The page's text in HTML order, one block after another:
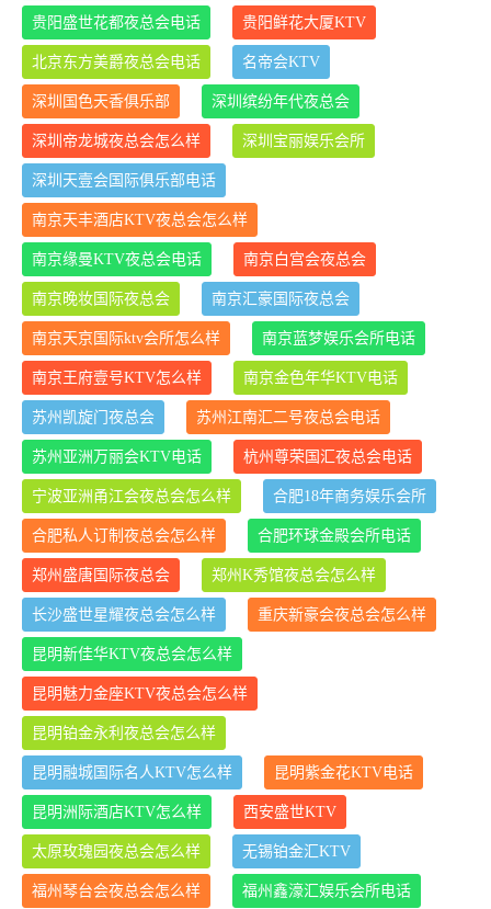
贵阳盛世花都夜总会电话 贵阳鲜花大厦KTV
北京东方美爵夜总会电话 名帝会KTV
深圳国色天香俱乐部 深圳缤纷年代夜总会
深圳帝龙城夜总会怎么样 深圳宝丽娱乐会所
深圳天壹会国际俱乐部电话
南京天丰酒店KTV夜总会怎么样
南京缘曼KTV夜总会电话 南京白宫会夜总会
南京晚妆国际夜总会 南京汇豪国际夜总会
南京天京国际ktv会所怎么样 南京蓝梦娱乐会所电话
南京王府壹号KTV怎么样 南京金色年华KTV电话
苏州凯旋门夜总会 苏州江南汇二号夜总会电话
苏州亚洲万丽会KTV电话 杭州尊荣国汇夜总会电话
宁波亚洲甬江会夜总会怎么样 合肥18年商务娱乐会所
合肥私人订制夜总会怎么样 合肥环球金殿会所电话
郑州盛唐国际夜总会 郑州K秀馆夜总会怎么样
长沙盛世星耀夜总会怎么样 重庆新豪会夜总会怎么样
昆明新佳华KTV夜总会怎么样
昆明魅力金座KTV夜总会怎么样
昆明铂金永利夜总会怎么样
昆明融城国际名人KTV怎么样 昆明紫金花KTV电话
昆明洲际酒店KTV怎么样 西安盛世KTV
太原玫瑰园夜总会怎么样 无锡铂金汇KTV
福州琴台会夜总会怎么样 福州鑫濠汇娱乐会所电话